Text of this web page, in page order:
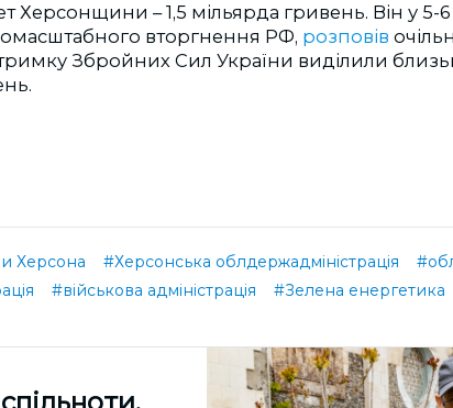
Херсонщини – 1,5 мільярда гривень. Він у 5-
вторгнення РФ, розповів
Збройних Сил України виділили
Херсона #Херсонська облдержадміністрація
#військова адміністрація #Зелена енергетика